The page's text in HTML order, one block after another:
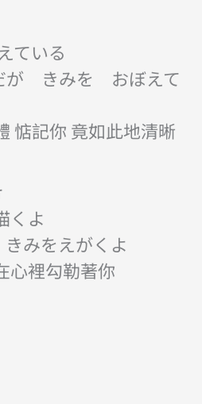
ている
が きみを おぼえて
惦記你 竟如此地清晰
くよ
みをえがくよ
心裡勾勒著你